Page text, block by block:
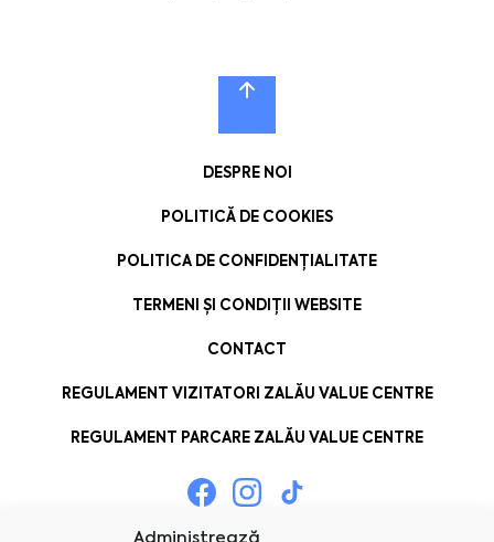
Administrează
DESPRE NOI
POLITICĂ DE COOKIES
POLITICA DE CONFIDENȚIALITATE
TERMENI ȘI CONDIȚII WEBSITE
CONTACT
REGULAMENT VIZITATORI ZALĂU VALUE CENTRE
REGULAMENT PARCARE ZALĂU VALUE CENTRE